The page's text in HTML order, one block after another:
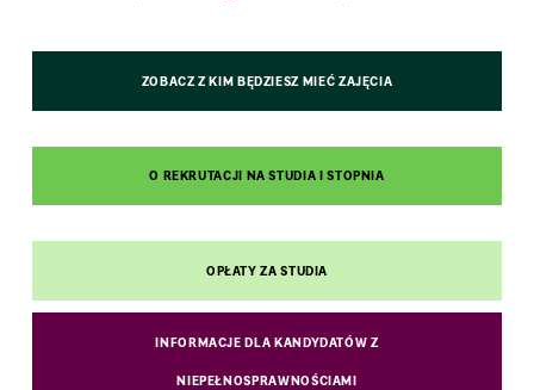
ZOBACZ Z KIM BĘDZIESZ MIEĆ ZAJĘCIA
O REKRUTACJI NA STUDIA I STOPNIA
OPŁATY ZA STUDIA
INFORMACJE DLA KANDYDATÓW Z
NIEPEŁNOSPRAWNOŚCIAMI